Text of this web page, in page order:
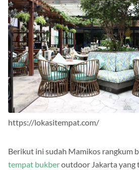
https://lokasitempat.com/
Berikut ini sudah Mamikos rangkum
tempat bukberoutdoor Jakarta yang